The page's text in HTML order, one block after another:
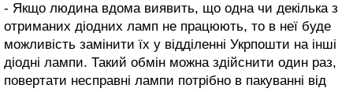
- Якщо людина вдома виявить, що одна чи декілька з
отриманих діодних ламп не працюють, то в неї буде
можливість замінити їх у відділенні Укрпошти на інші
діодні лампи. Такий обмін можна здійснити один раз,
повертати несправні лампи потрібно в пакуванні від